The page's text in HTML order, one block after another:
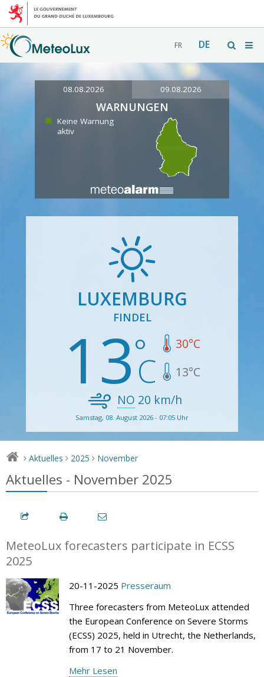
FR DE
08.08.2026 09.08.2026
WARNUNGEN
Keine Warnung
aktiv
LUXEMBURG
FINDEL
13 30°C
13°C
NO 20 km/h
Samstag, 08. August 2026 - 07:05 Uhr
> Aktuelles > 2025 > November
Aktuelles - November 2025
MeteoLux forecasters participate in ECSS
2025
20-11-2025 Presseraum
Three forecasters from MeteoLux attended
the European Conference on Severe Storms
(ECSS) 2025, held in Utrecht, the Netherlands,
from 17 to 21 November.
Mehr Lesen